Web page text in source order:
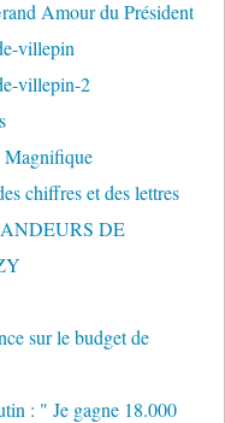
Amour du Président
villepin
villepin-2
chiffres et des lettres
DE
sur le budget de
: " Je gagne 18.000